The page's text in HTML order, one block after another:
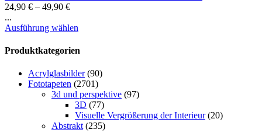
24,90 € – 49,90 €
...
Ausführung wählen
Produktkategorien
Acrylglasbilder (90)
Fototapeten (2701)
3d und perspektive (97)
3D (77)
Visuelle Vergrößerung der Interieur (20)
Abstrakt (235)